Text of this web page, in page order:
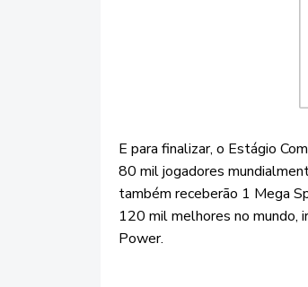
E para finalizar, o Estágio
80 mil jogadores
também receberão 1 Mega
120 mil melhores no
Power.